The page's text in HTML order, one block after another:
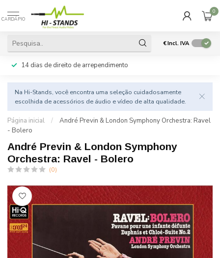
CARDÁPIO
0
€Incl. IVA
14 dias de direito de arrependimento
Na Hi-Stands, você encontra uma seleção cuidadosamente
escolhida de acessórios de áudio e vídeo de alta qualidade.
Página inicial /
André Previn & London Symphony Orchestra: Ravel
- Bolero
André Previn & London Symphony
Orchestra: Ravel - Bolero
(0)